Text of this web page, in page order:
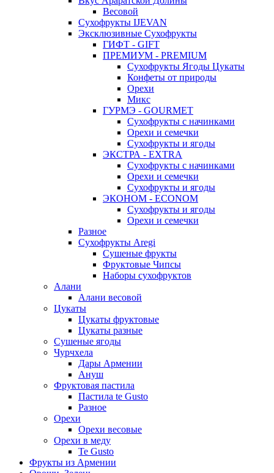
Весовой
Сухофрукты IJEVAN
Эксклюзивные Сухофрукты
ГИФТ - GIFT
ПРЕМИУМ - PREMIUM
Сухофрукты Ягоды Цукаты
Конфеты от природы
Орехи
Микс
ГУРМЭ - GOURMET
Сухофрукты с начинками
Орехи и семечки
Сухофрукты и ягоды
ЭКСТРА - EXTRA
Сухофрукты с начинками
Орехи и семечки
Сухофрукты и ягоды
ЭКОНОМ - ECONOM
Сухофрукты и ягоды
Орехи и семечки
Разное
Сухофрукты Aregi
Сушеные фрукты
Фруктовые Чипсы
Наборы сухофруктов
Алани
Алани весовой
Цукаты
Цукаты фруктовые
Цукаты разные
Сушеные ягоды
Чурчхела
Дары Армении
Ануш
Фруктовая пастила
Пастила te Gusto
Разное
Орехи
Орехи весовые
Орехи в меду
Te Gusto
Фрукты из Армении